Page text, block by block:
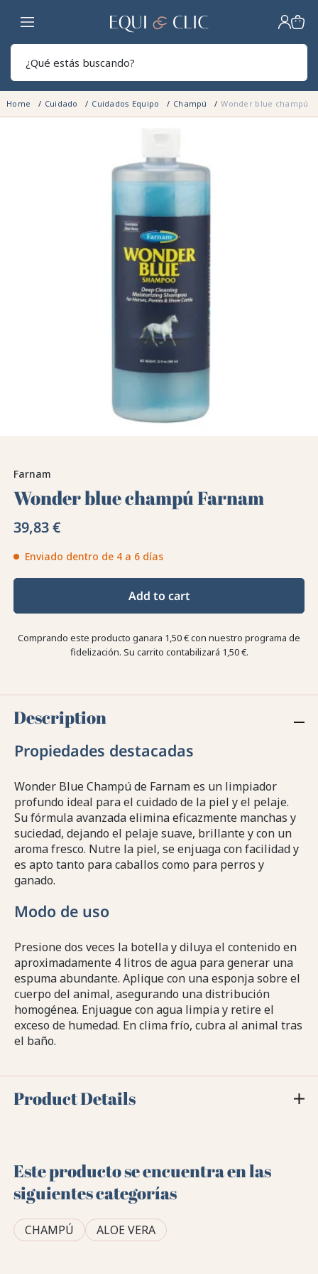
Hogar
Home Cuidado Cuidados Equipo Champú Wonder blue champú
Farnam
Wonder blue champú Farnam
39,83 €
Enviado dentro de 4 a 6 días
Add to cart
Comprando este producto ganara 1,50 €con nuestro programa de
fidelización. Su carrito contabilizará 1,50 €.
Description
Propiedades destacadas
Wonder Blue Champú de Farnam es un limpiador
profundo ideal para el cuidado de la piel y el pelaje.
Su fórmula avanzada elimina eficazmente manchas y
suciedad, dejando el pelaje suave, brillante y con un
aroma fresco. Nutre la piel, se enjuaga con facilidad y
es apto tanto para caballos como para perros y
ganado.
Modo de uso
Presione dos veces la botella y diluya el contenido en
aproximadamente 4 litros de agua para generar una
espuma abundante. Aplique con una esponja sobre el
cuerpo del animal, asegurando una distribución
homogénea. Enjuague con agua limpia y retire el
exceso de humedad. En clima frío, cubra al animal tras
el baño.
Product Details
Este producto se encuentra en las
siguientes categorías
CHAMPÚ ALOE VERA